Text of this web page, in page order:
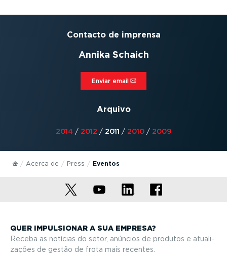
Contacto de imprensa
Annika Schaich
Enviar email⁠
Arquivo
2014 / 2012 / 2011 / 2010 / 2009
Acerca de Press Eventos
QUER IMPULSIONAR A SUA EMPRESA?
Receba as notícias do setor, anúncios de produtos e atuali­
zações de gestão de frota mais recentes.